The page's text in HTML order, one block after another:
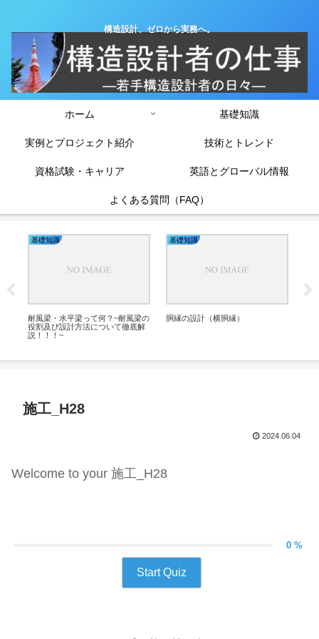
構造設計、ゼロから実務へ。
ホーム 基礎知識
実例とプロジェクト紹介 技術とトレンド
資格試験・キャリア 英語とグローバル情報
よくある質問（FAQ）
基礎知識
耐風梁・水平梁って何？~耐風梁の
役割及び設計方法について徹底解
説！！！~
基礎知識
胴縁の設計（横胴縁）
施工_H28
2024.06.04
Welcome to your 施工_H28
0 %
Start Quiz